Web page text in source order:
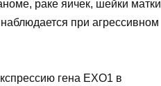
раке яичек, шейки матки
при агрессивном
гена EXO1 в